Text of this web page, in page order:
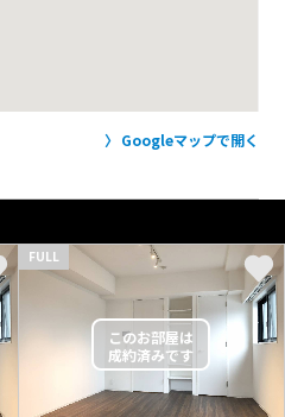
Googleマップで開く
FULL